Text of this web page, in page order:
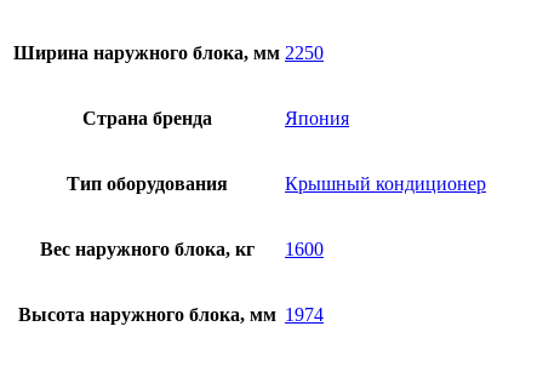
Ширина наружного блока, мм 2250
Страна бренда Япония
Тип оборудования Крышный кондиционер
Вес наружного блока, кг 1600
Высота наружного блока, мм 1974